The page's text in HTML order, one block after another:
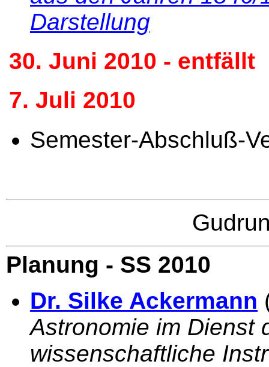
Darstellung
30. Juni 2010 - entfällt
7. Juli 2010
Semester-Abschluß-
Planung - SS 2010
Dr. Silke Ackermann
Astronomie im Dienst
wissenschaftliche